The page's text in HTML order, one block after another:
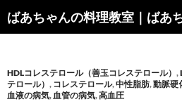
ン
ツ
へ
索
HDLコレステロール（善玉コレステロール） ,
テロール） , コレステロール,中性脂肪,動脈硬
血液の病気,血管の病気,高血圧